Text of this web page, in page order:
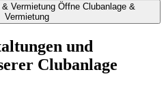
Vermietung Öffne Clubanlage &
Vermietung
und
Clubanlage